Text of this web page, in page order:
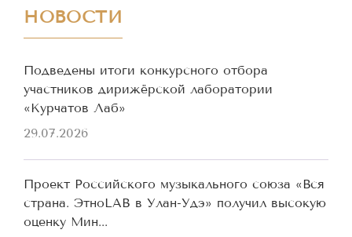
НОВОСТИ
Подведены итоги конкурсного отбора
участников дирижёрской лаборатории
«Курчатов Лаб»
29.07.2026
Проект Российского музыкального союза «Вся
страна. ЭтноLAB в Улан-Удэ» получил высокую
оценку Мин...